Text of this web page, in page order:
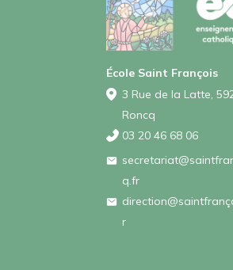
École Saint François
3 Rue de la Latte,
Roncq
03 20 46 68 06
q.fr
r